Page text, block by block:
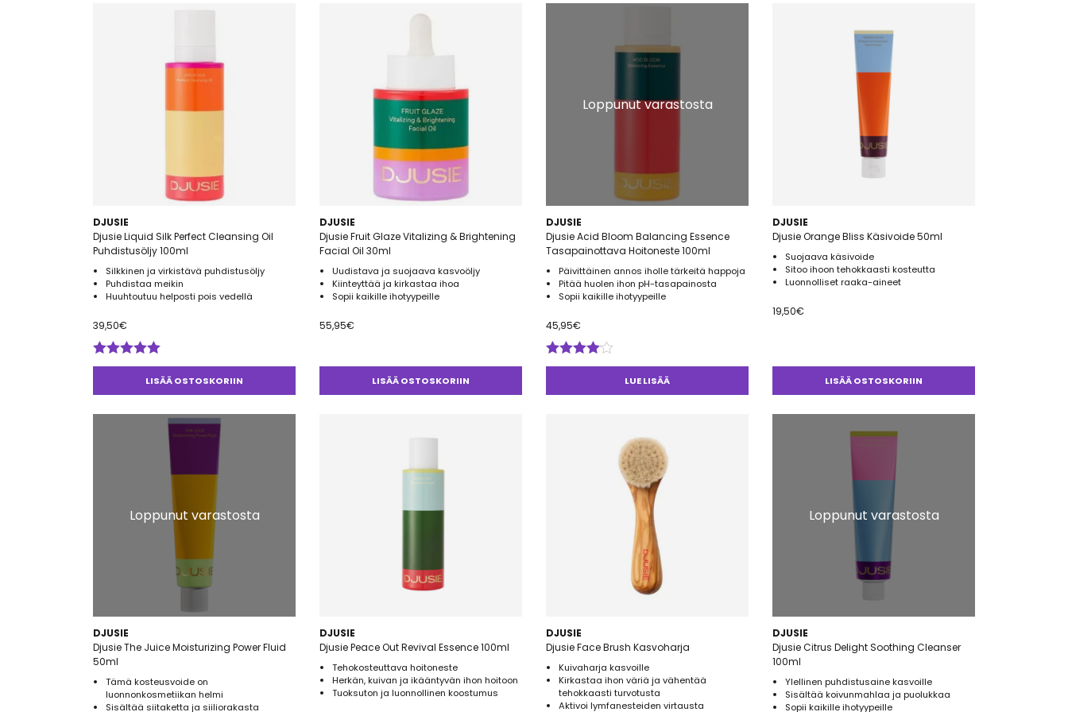
DJUSIE
Djusie Liquid Silk Perfect Cleansing Oil
Puhdistusöljy 100ml
Silkkinen ja virkistävä puhdistusöljy
Puhdistaa meikin
Huuhtoutuu helposti pois vedellä
39,50€
Arvostelu
tuotteesta:LISÄÄ OSTOSKORIIN
DJUSIE
Djusie Fruit Glaze Vitalizing & Brightening
Facial Oil 30ml
Uudistava ja suojaava kasvoöljy
Kiinteyttää ja kirkastaa ihoa
Sopii kaikille ihotyypeille
55,95€
LISÄÄ OSTOSKORIIN
Loppunut varastosta
DJUSIE
Djusie Acid Bloom Balancing Essence
Tasapainottava Hoitoneste 100ml
Päivittäinen annos iholle tärkeitä happoja
Pitää huolen ihon pH-tasapainosta
Sopii kaikille ihotyypeille
45,95€
Arvostelu
LUE LISÄÄ
DJUSIE
Djusie Orange Bliss Käsivoide 50ml
Suojaava käsivoide
Sitoo ihoon tehokkaasti kosteutta
Luonnolliset raaka-aineet
19,50€
LISÄÄ OSTOSKORIIN
Loppunut varastosta
DJUSIE
Djusie The Juice Moisturizing Power Fluid
50ml
Tämä kosteusvoide on
luonnonkosmetiikan helmi
Sisältää siitaketta ja siiliorakasta
DJUSIE
Djusie Peace Out Revival Essence 100ml
Tehokosteuttava hoitoneste
Herkän, kuivan ja ikääntyvän ihon hoitoon
Tuoksuton ja luonnollinen koostumus
DJUSIE
Djusie Face Brush Kasvoharja
Kuivaharja kasvoille
Kirkastaa ihon väriä ja vähentää
tehokkaasti turvotusta
Aktivoi lymfanesteiden virtausta
Loppunut varastosta
DJUSIE
Djusie Citrus Delight Soothing Cleanser
100ml
Ylellinen puhdistusaine kasvoille
Sisältää koivunmahlaa ja puolukkaa
Sopii kaikille ihotyypeille